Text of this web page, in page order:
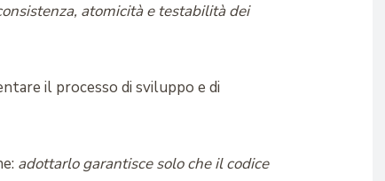
atomicità e testabilità dei
il processo di sviluppo e di
adottarlo garantisce solo che il codice